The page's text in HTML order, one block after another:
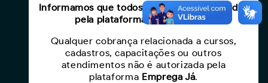
Para Candidatos
Cadastro de Currículo
Capacite-se
Informamos que todos os serviços oferecidos
pela plataforma são gratuitos.
Qualquer cobrança relacionada a cursos,
cadastros, capacitações ou outros
atendimentos não é autorizada pela
plataforma Emprega Já.